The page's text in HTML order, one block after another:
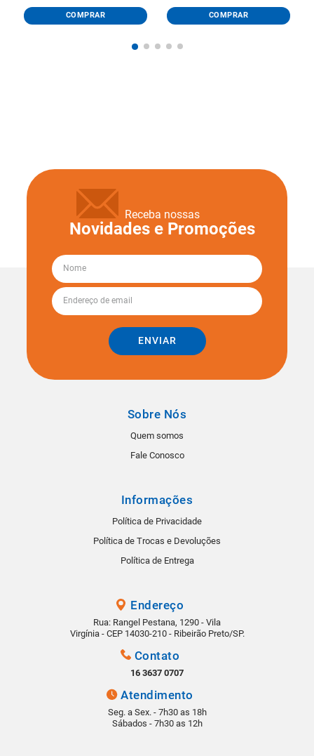
COMPRAR COMPRAR
Receba nossas
Novidades e Promoções
ENVIAR
Sobre Nós
Quem somos
Fale Conosco
Informações
Política de Privacidade
Política de Trocas e Devoluções
Política de Entrega
Endereço
Rua: Rangel Pestana, 1290 - Vila
Virgínia - CEP 14030-210 - Ribeirão Preto/SP.
Contato
16 3637 0707
Atendimento
Seg. a Sex. - 7h30 as 18h
Sábados - 7h30 as 12h